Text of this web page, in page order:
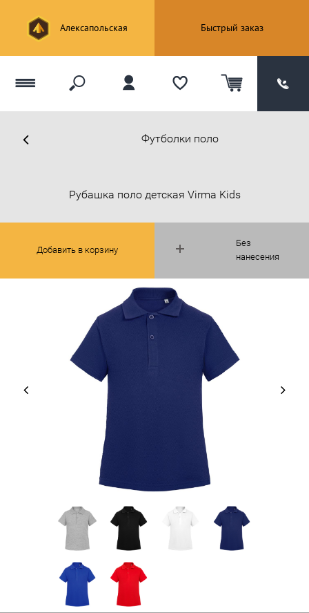
Алексапольская Быстрый заказ
Футболки поло
Без
нанесения
Рубашка поло детская Virma Kids
Добавить в корзину